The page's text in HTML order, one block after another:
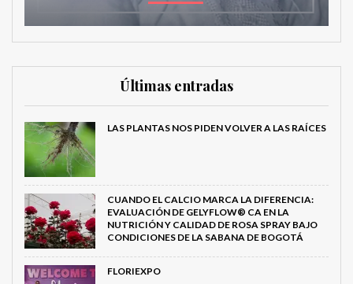
Últimas entradas
LAS PLANTAS NOS PIDEN VOLVER A LAS RAÍCES
CUANDO EL CALCIO MARCA LA DIFERENCIA:
EVALUACIÓN DE GELYFLOW® CA EN LA
NUTRICIÓN Y CALIDAD DE ROSA SPRAY BAJO
CONDICIONES DE LA SABANA DE BOGOTÁ
FLORIEXPO